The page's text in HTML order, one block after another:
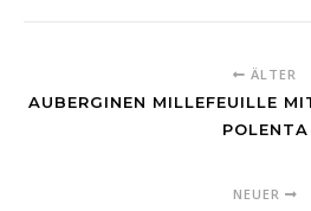
ÄLTER
AUBERGINEN MILLEFEUILLE
POLENTA
NEUER